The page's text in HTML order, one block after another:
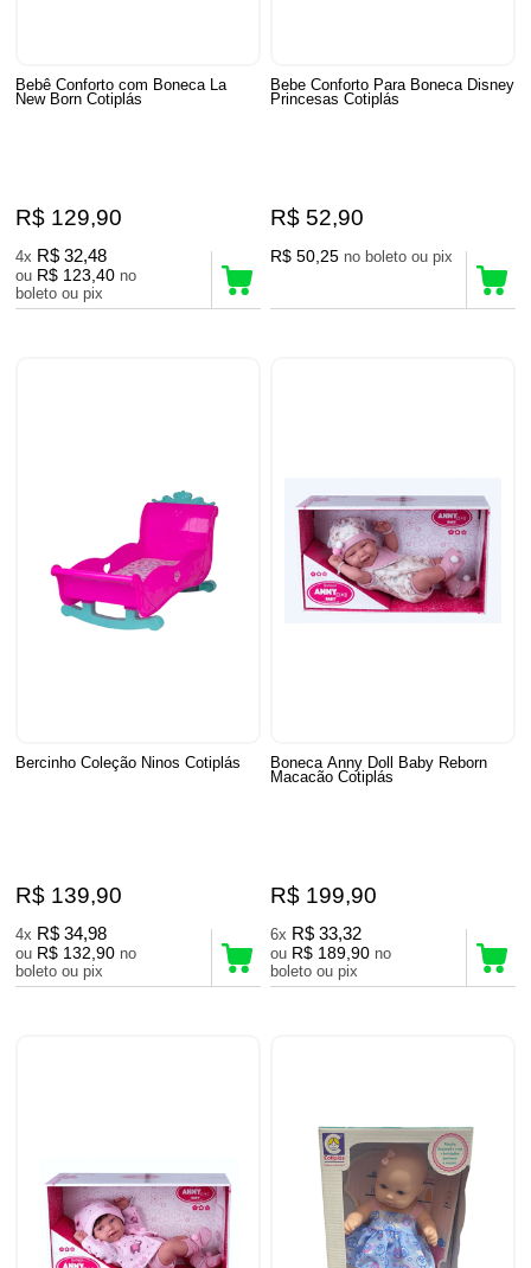
Bebê Conforto com Boneca La
New Born Cotiplás
R$ 129,90
4x R$ 32,48
ou R$ 123,40 no
boleto ou pix
Bebe Conforto Para Boneca Disney
Princesas Cotiplás
R$ 52,90
R$ 50,25 no boleto ou pix
Bercinho Coleção Ninos Cotiplás
R$ 139,90
4x R$ 34,98
ou R$ 132,90 no
boleto ou pix
Boneca Anny Doll Baby Reborn
Macacão Cotiplás
R$ 199,90
6x R$ 33,32
ou R$ 189,90 no
boleto ou pix